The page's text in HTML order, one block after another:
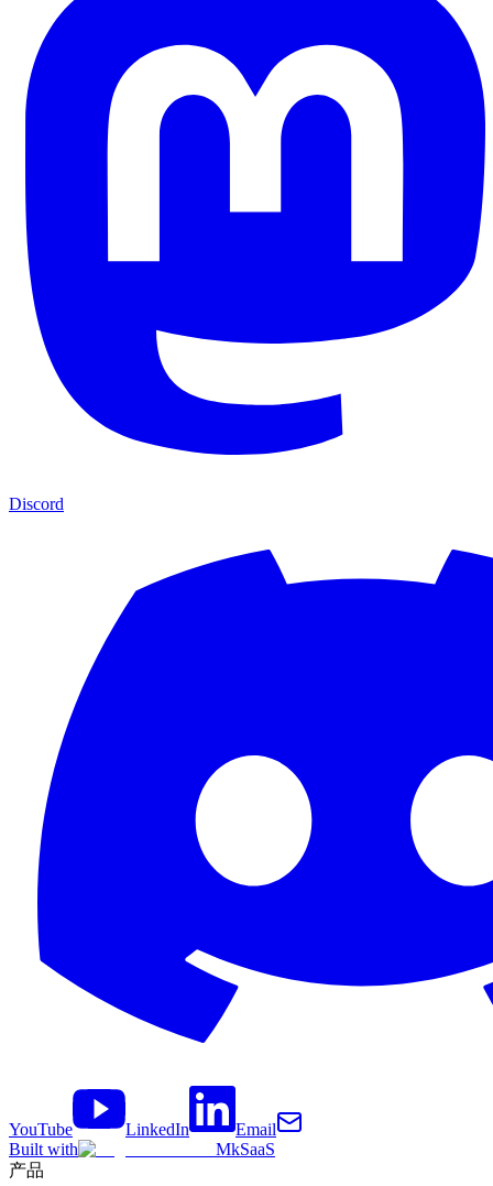
Discord
YouTube LinkedIn
Email
Built with
MkSaaS
产品